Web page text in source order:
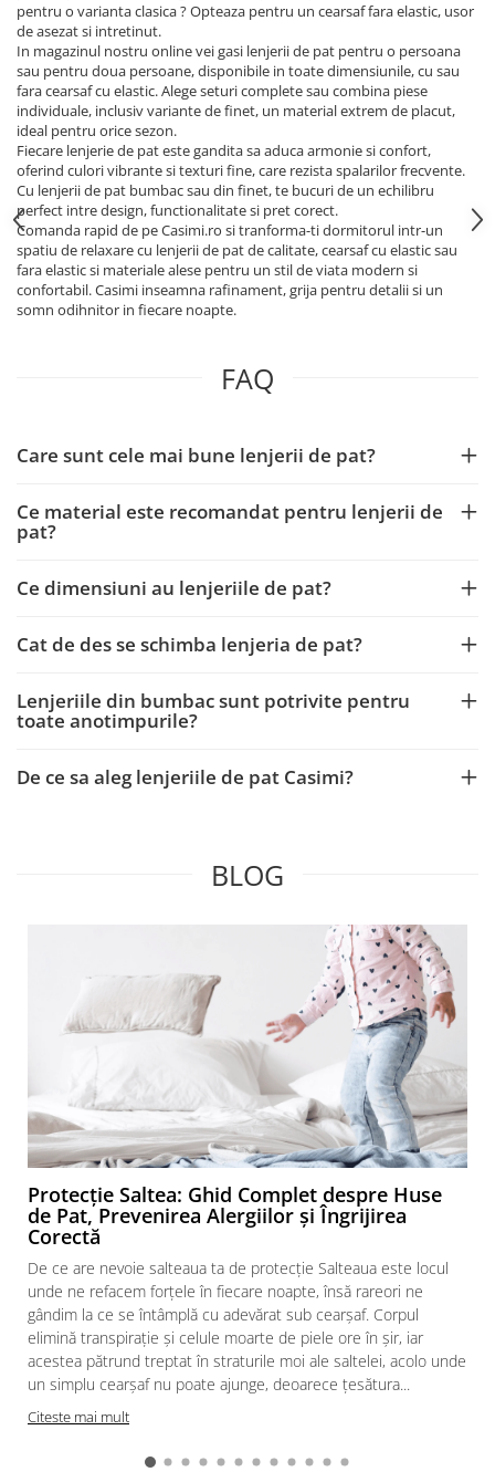
pentru o varianta clasica ? Opteaza pentru un cearsaf fara elastic, usor
de asezat si intretinut.
In magazinul nostru online vei gasi lenjerii de pat pentru o persoana
sau pentru doua persoane, disponibile in toate dimensiunile, cu sau
fara cearsaf cu elastic. Alege seturi complete sau combina piese
individuale, inclusiv variante de finet, un material extrem de placut,
ideal pentru orice sezon.
Fiecare lenjerie de pat este gandita sa aduca armonie si confort,
oferind culori vibrante si texturi fine, care rezista spalarilor frecvente.
Cu lenjerii de pat bumbac sau din finet, te bucuri de un echilibru
perfect intre design, functionalitate si pret corect.
Comanda rapid de pe Casimi.ro si tranforma-ti dormitorul intr-un
spatiu de relaxare cu lenjerii de pat de calitate, cearsaf cu elastic sau
fara elastic si materiale alese pentru un stil de viata modern si
confortabil. Casimi inseamna rafinament, grija pentru detalii si un
somn odihnitor in fiecare noapte.
FAQ
Care sunt cele mai bune lenjerii de pat?
Ce material este recomandat pentru lenjerii de
pat?
Ce dimensiuni au lenjeriile de pat?
Cat de des se schimba lenjeria de pat?
Lenjeriile din bumbac sunt potrivite pentru
toate anotimpurile?
De ce sa aleg lenjeriile de pat Casimi?
BLOG
Protecție Saltea: Ghid Complet despre Huse
de Pat, Prevenirea Alergiilor și Îngrijirea
Corectă
De ce are nevoie salteaua ta de protecție Salteaua este locul
unde ne refacem forțele în fiecare noapte, însă rareori ne
gândim la ce se întâmplă cu adevărat sub cearșaf. Corpul
elimină transpirație și celule moarte de piele ore în șir, iar
acestea pătrund treptat în straturile moi ale saltelei, acolo unde
un simplu cearșaf nu poate ajunge, deoarece țesătura...
Citeste mai mult